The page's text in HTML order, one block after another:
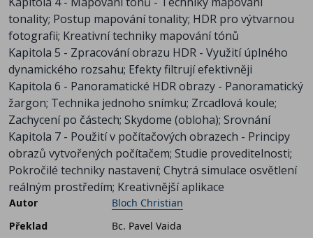
tonality; Postup mapování tonality; HDR pro výtvarnou
fotografii; Kreativní techniky mapování tónů
Kapitola 5 - Zpracování obrazu HDR - Využití úplného
dynamického rozsahu; Efekty filtrují efektivněji
Kapitola 6 - Panoramatické HDR obrazy - Panoramatický
žargon; Technika jednoho snímku; Zrcadlová koule;
Zachycení po částech; Skydome (obloha); Srovnání
Kapitola 7 - Použití v počítačových obrazech - Principy
obrazů vytvořených počítačem; Studie proveditelnosti;
Pokročilé techniky nastavení; Chytrá simulace osvětlení
reálným prostředím; Kreativnější aplikace
Autor
Bloch Christian
Překlad
Bc. Pavel Vaida